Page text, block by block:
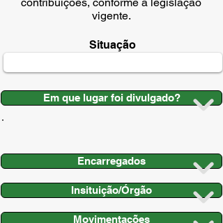
vigente.
Situação
Em que lugar foi divulgado?
Encarregados
Insituição/Órgão
Movimentações